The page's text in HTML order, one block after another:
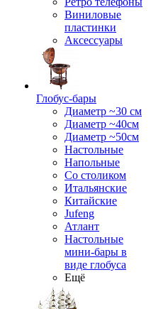
Виниловые
пластинки
Аксессуары
Глобус-бары
Диаметр ~30 см
Диаметр ~40см
Диаметр ~50см
Настольные
Напольные
Со столиком
Итальянские
Китайские
Jufeng
Атлант
Настольные
мини-бары в
виде глобуса
Ещё